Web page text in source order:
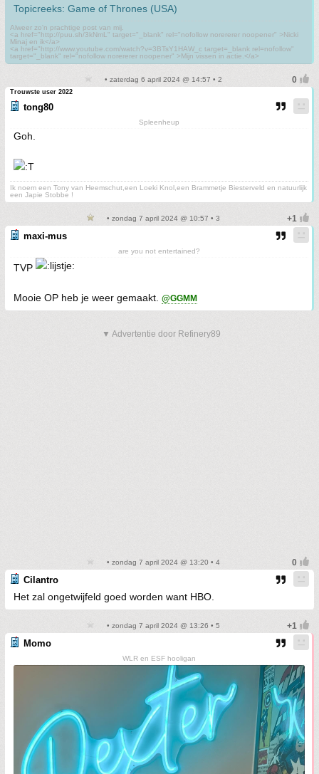
Topicreeks: Game of Thrones (USA)
Alweer zo'n prachtige post van mij.
<a href="http://puu.sh/3kNmL" target="_blank" rel="nofollow norererer noopener" >Nicki
Minaj en ik</a>
<a href="http://www.youtube.com/watch?v=3BTsY1HAW_c target=_blank rel=nofollow"
target="_blank" rel="nofollow norererer noopener" >Mijn vissen in actie.</a>
• zaterdag 6 april 2024 @ 14:57 • 2
Trouwste user 2022
tong80
Spleenheup
Goh.
Ik noem een Tony van Heemschut,een Loeki Knol,een Brammetje Biesterveld en natuurlijk
een Japie Stobbe !
• zondag 7 april 2024 @ 10:57 • 3
maxi-mus
are you not entertained?
TVP
Mooie OP heb je weer gemaakt. @GGMM
▼ Advertentie door Refinery89
• zondag 7 april 2024 @ 13:20 • 4
Cilantro
Het zal ongetwijfeld goed worden want HBO.
• zondag 7 april 2024 @ 13:26 • 5
Momo
WLR en ESF hooligan